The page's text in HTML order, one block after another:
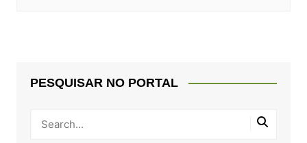
PESQUISAR NO PORTAL